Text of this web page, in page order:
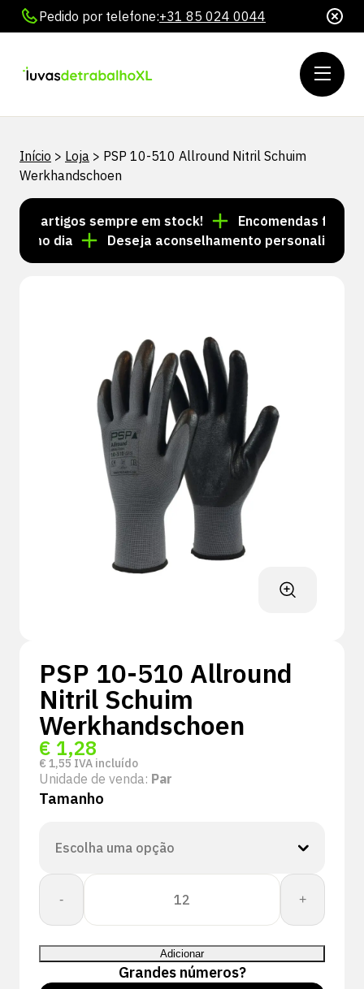
Pedido por telefone:+31 85 024 0044
Início > Loja > PSP 10-510 Allround Nitril Schuim
Werkhandschoen
artigos sempre em stock!
Encomendas feitas
dia
Deseja aconselhamento personalizado?
PSP 10-510 Allround
Nitril Schuim
Werkhandschoen
€ 1,28
€ 1,55 IVA incluído
Unidade de venda: Par
Tamanho
-
Quantidade
PSP
510
Allround
+
Adicionar
Grandes números?